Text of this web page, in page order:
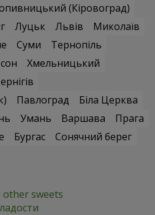
(Кіровоград)
Луцьк Львів
Миколаїв
Суми
Тернопіль
Хмельницький
Павлоград
Біла Церква
Умань Варшава
Прага
Бургас
Сонячний берег
other sweets